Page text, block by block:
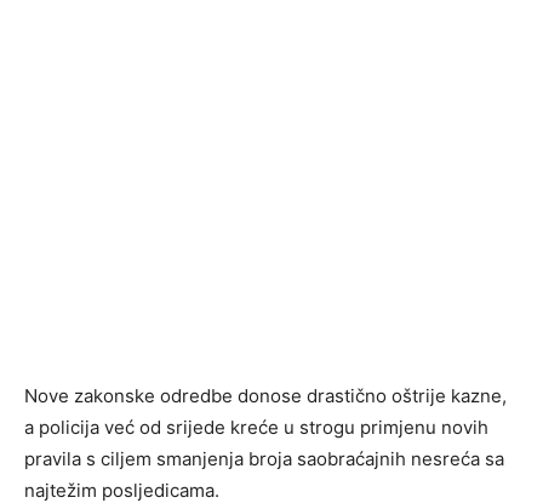
Nove zakonske odredbe donose drastično oštrije kazne,
a policija već od srijede kreće u strogu primjenu novih
pravila s ciljem smanjenja broja saobraćajnih nesreća sa
najtežim posljedicama.